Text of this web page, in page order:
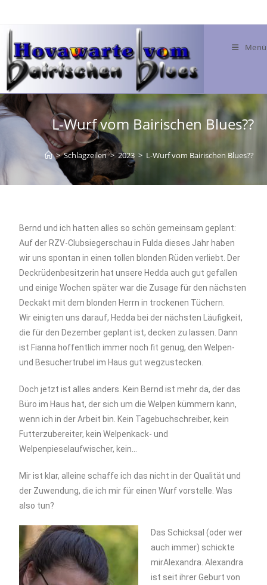
Menü
L-Wurf vom Bairischen Blues??
> Schlagzeilen > 2023 > L-Wurf vom Bairischen Blues??
Bernd und ich hatten alles so schön gemeinsam geplant:
Auf der RZV-Clubsiegerschau in Fulda dieses Jahr haben
wir uns spontan in einen tollen blonden Rüden verliebt. Der
Deckrüdenbesitzerin hat unsere Hedda auch gut gefallen
und einige Wochen später war die Zusage für den nächsten
Deckakt mit dem blonden Herrn in trockenen Tüchern.
Wir einigten uns darauf, Hedda bei der nächsten Läufigkeit,
die für den Dezember geplant ist, decken zu lassen. Dann
ist Fianna hoffentlich immer noch fit genug, den Welpen-
und Besuchertrubel im Haus gut wegzustecken.
Doch jetzt ist alles anders. Kein Bernd ist mehr da, der das
Büro im Haus hat, der sich um die Welpen kümmern kann,
wenn ich in der Arbeit bin. Kein Tagebuchschreiber, kein
Futterzubereiter, kein Welpenkack- und
Welpenpieselaufwischer, kein…
Mir ist klar, alleine schaffe ich das nicht in der Qualität und
der Zuwendung, die ich mir für einen Wurf vorstelle. Was
also tun?
Das Schicksal (oder wer
auch immer) schickte
mirAlexandra. Alexandra
ist seit ihrer Geburt von